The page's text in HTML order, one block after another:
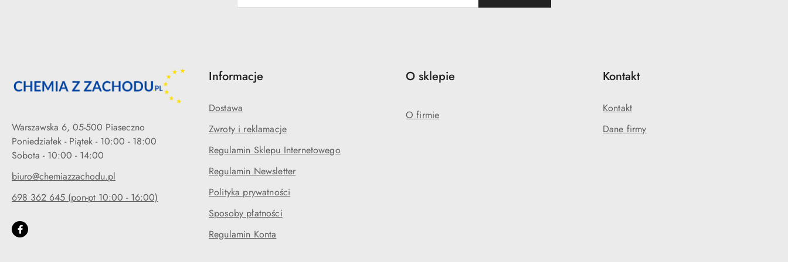
Warszawska 6, 05-500 Piaseczno
Poniedziałek - Piątek - 10:00 - 18:00
biuro@chemiazzachodu.pl
698 362 645 (pon-pt 10:00 - 16:00)
Informacje
Dostawa
Zwroty i reklamacje
Regulamin Sklepu Internetowego
Regulamin Newsletter
Polityka prywatności
Sposoby płatności
Regulamin Konta
O sklepie
O firmie
Kontakt
Kontakt
Dane firmy